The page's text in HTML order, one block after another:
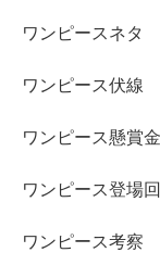
ワンピースネタ
ワンピース伏線
ワンピース懸賞金
ワンピース登場回
ワンピース考察